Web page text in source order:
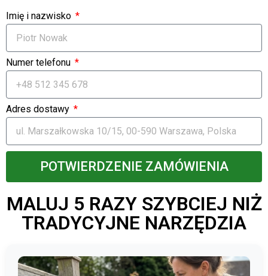
Imię i nazwisko
Numer telefonu
Adres dostawy
POTWIERDZENIE ZAMÓWIENIA
MALUJ 5 RAZY SZYBCIEJ NIŻ
TRADYCYJNE NARZĘDZIA